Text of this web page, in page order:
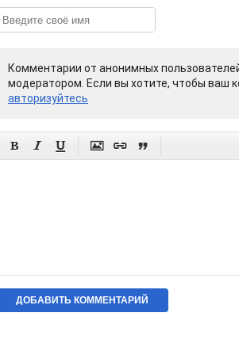
Комментарии от анонимных
модератором. Если вы хотите, чтобы ваш
авторизуйтесь
     